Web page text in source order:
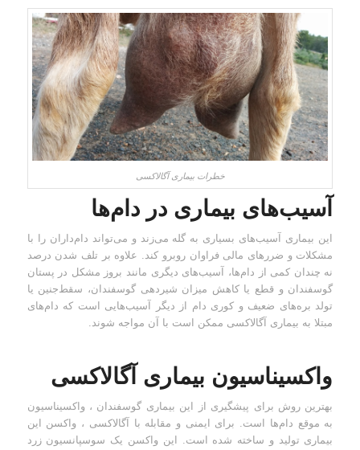
خطرات بیماری آگالاکسی
آسیب‌های بیماری در دام‌ها
این بیماری آسیب‌های بسیاری به گله می‌زند و می‌تواند دام‌داران را با
مشکلات و ضررهای مالی فراوان روبرو کند. علاوه بر تلف شدن درصد
نه چندان کمی از دام‌ها، آسیب‌های دیگری مانند بروز مشکل در پستان
گوسفندان و قطع یا کاهش میزان شیردهی گوسفندان، سقط‌جنین یا
تولد بره‌های ضعیف و کوری دام از دیگر آسیب‌هایی است که دام‌های
مبتلا به بیماری آگالاکسی ممکن است با آن مواجه شوند.
واکسیناسیون بیماری آگالاکسی
بهترین روش برای پیشگیری از این بیماری گوسفندان ، واکسیناسیون
به موقع دام‌ها است. برای ایمنی و مقابله با آگالاکسی ، واکسن این
بیماری تولید و ساخته شده است. این واکسن یک سوسپانسیون زرد